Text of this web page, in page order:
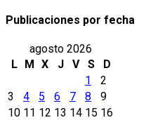
Publicaciones por fecha
agosto 2026
L
M X J V S
D
1
2
3
4 5 6 7 8
9
10 11 12 13 14 15 16